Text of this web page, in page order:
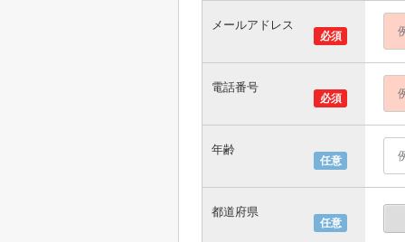
必須
メールアドレス
必須
電話番号
任意
年齢
任意
都道府県